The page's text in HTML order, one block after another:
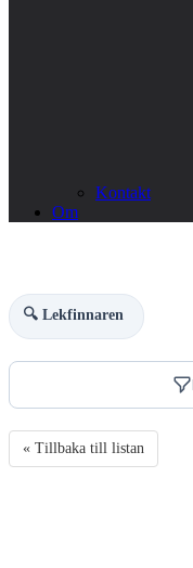
Kontakt
Om
🔍 Lekfinnaren
« Tillbaka till listan